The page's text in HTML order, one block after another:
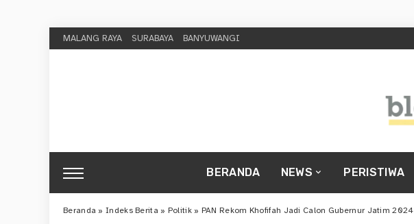
MALANG RAYA SURABAYA BANYUWANGI
BERANDA NEWS PERISTIWA
Beranda »Indeks Berita » Politik» PAN Rekom Khofifah Jadi Calon Gubernur Jatim 2024